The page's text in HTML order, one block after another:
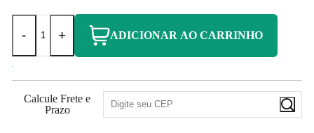
- + ADICIONAR AO CARRINHO
Calcule Frete e
Prazo